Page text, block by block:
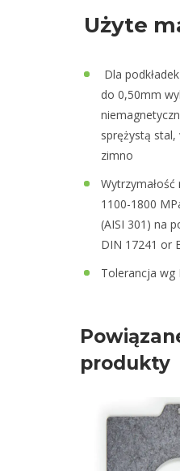
Użyte
Dla
do 0,50mm
sprężystą
zimno
Wytrzymałość
1100-1800
(AISI 301) na
DIN 17241 or
Tolerancja wg
produkty